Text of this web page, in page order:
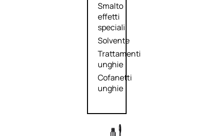
Smalto
effetti
speciali
Solvente
Trattamenti
unghie
Cofanetti
unghie